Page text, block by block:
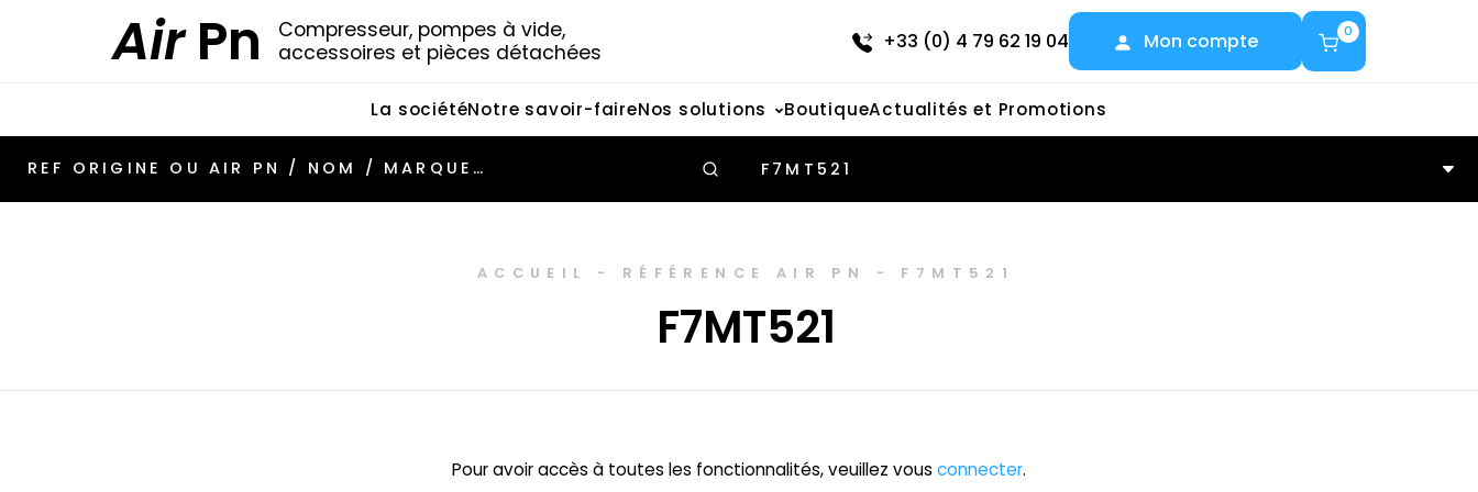
AirPn
Compresseur, pompes à vide,
accessoires et pièces détachées
+33 (0) 4 79 62 19 04 Mon compte 0
La sociétéNotre savoir-faireNos solutions BoutiqueActualités et Promotions
F7MT521
ACCUEIL - RÉFÉRENCE AIR PN - F7MT521
F7MT521
Pour avoir accès à toutes les fonctionnalités, veuillez vous connecter.